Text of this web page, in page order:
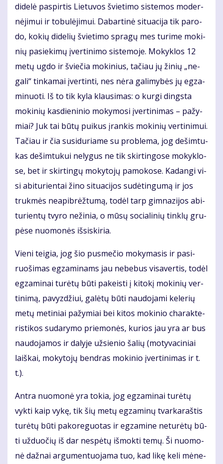
di­de­lė pa­spir­tis Lie­tu­vos švie­ti­mo sis­te­mos mo­der­
nė­ji­mui ir to­bu­lė­ji­mui. Da­bar­ti­nė si­tu­a­ci­ja tik pa­ro­
do, ko­kių di­de­lių švie­ti­mo spra­gų mes tu­ri­me mo­ki­
nių pa­sie­ki­mų įver­ti­ni­mo sis­te­mo­je. Mo­kyk­los 12
me­tų ug­do ir švie­čia mo­ki­nius, ta­čiau jų ži­nių „ne­
ga­li“ tin­ka­mai įver­tin­ti, nes nė­ra ga­li­my­bės jų eg­za­
mi­nuo­ti. Iš to tik ky­la klau­si­mas: o kur­gi dings­ta
mo­ki­nių kas­die­ni­nio mo­ky­mo­si įver­ti­ni­mas – pa­žy­
miai? Juk tai bū­tų pui­kus įran­kis mo­ki­nių ver­ti­ni­mui.
Ta­čiau ir čia su­si­du­ria­me su pro­ble­ma, jog de­šim­tu­
kas de­šim­tu­kui ne­ly­gus ne tik skir­tin­go­se mo­kyk­lo­
se, bet ir skir­tin­gų mo­ky­to­jų pa­mo­ko­se. Ka­dan­gi vi­
si abi­tu­rien­tai ži­no si­tu­a­ci­jos su­dė­tin­gu­mą ir jos
truk­mės ne­apib­rėž­tu­mą, to­dėl tarp gim­na­zi­jos abi­
tu­rien­tų tvy­ro ne­ži­nia, o mū­sų so­cia­li­nių tin­klų gru­
pė­se nuo­mo­nės iš­si­ski­ria.
Vie­ni tei­gia, jog šio pus­me­čio mo­ky­ma­sis ir pa­si­
ruo­ši­mas eg­za­mi­nams jau ne­be­bus vi­sa­ver­tis, to­dėl
eg­za­mi­nai tu­rė­tų bū­ti pa­keis­ti į ki­to­kį mo­ki­nių ver­
ti­ni­mą, pa­vyz­džiui, ga­lė­tų bū­ti nau­do­ja­mi ke­le­rių
me­tų me­ti­niai pa­žy­miai bei ki­tos mo­ki­nio cha­rak­te­
ris­ti­kos su­da­ry­mo prie­mo­nės, ku­rios jau yra ar bus
nau­do­ja­mos ir da­ly­je už­sie­nio ša­lių (mo­ty­va­ci­niai
laiš­kai, mo­ky­to­jų ben­dras mo­ki­nio įver­ti­ni­mas ir t.
t.).
An­tra nuo­mo­nė yra to­kia, jog eg­za­mi­nai tu­rė­tų
vyk­ti kaip vy­kę, tik šių me­tų eg­za­mi­nų tvar­ka­raš­tis
tu­rė­tų bū­ti pa­ko­re­guo­tas ir eg­za­mi­ne ne­tu­rė­tų bū­
ti už­duo­čių iš dar ne­spė­tų iš­mok­ti te­mų. Ši nuo­mo­
nė daž­nai ar­gu­men­tuo­ja­ma tuo, kad li­kę ke­li mė­ne­